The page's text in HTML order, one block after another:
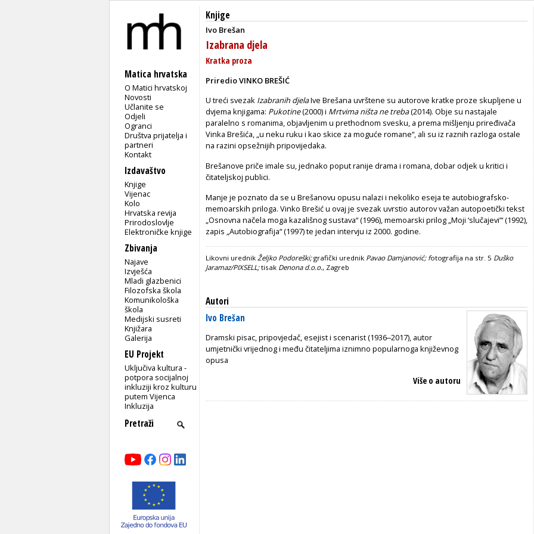
Matica hrvatska
O Matici hrvatskoj
Novosti
Učlanite se
Odjeli
Ogranci
Društva prijatelja i
partneri
Kontakt
Izdavaštvo
Knjige
Vijenac
Kolo
Hrvatska revija
Prirodoslovlje
Elektroničke knjige
Zbivanja
Najave
Izvješća
Mladi glazbenici
Filozofska škola
Komunikološka
škola
Medijski susreti
Knjižara
Galerija
EU Projekt
Uključiva kultura -
potpora socijalnoj
inkluziji kroz kulturu
putem Vijenca
Inkluzija
Knjige
Ivo Brešan
Izabrana djela
Kratka proza
Priredio VINKO BREŠIĆ
U treći svezak Izabranih djelaIve Brešana uvrštene su autorove kratke proze skupljene u
dvjema knjigama: Pukotine(2000) i Mrtvima ništa ne treba(2014). Obje su nastajale
paralelno s romanima, objavljenim u prethodnom svesku, a prema mišljenju priređivača
Vinka Brešića, „u neku ruku i kao skice za moguće romane“, ali su iz raznih razloga ostale
na razini opsežnijih pripovijedaka.
Brešanove priče imale su, jednako poput ranije drama i romana, dobar odjek u kritici i
čitateljskoj publici.
Manje je poznato da se u Brešanovu opusu nalazi i nekoliko eseja te autobiografsko-
memoarskih priloga. Vinko Brešić u ovaj je svezak uvrstio autorov važan autopoetički tekst
„Osnovna načela moga kazališnog sustava“ (1996), memoarski prilog „Moji ‘slučajevi’“ (1992),
zapis „Autobiografija“ (1997) te jedan intervju iz 2000. godine.
Likovni urednik Željko Podoreški;grafički urednik Pavao Damjanović; fotografija na str. 5 Duško
Jaramaz/PIXSELL;tisak Denona d.o.o., Zagreb
Autori
Ivo Brešan
Dramski pisac, pripovjedač, esejist i scenarist (1936‒2017), autor
umjetnički vrijednog i među čitateljima iznimno popularnoga književnog
opusa
Više o autoru